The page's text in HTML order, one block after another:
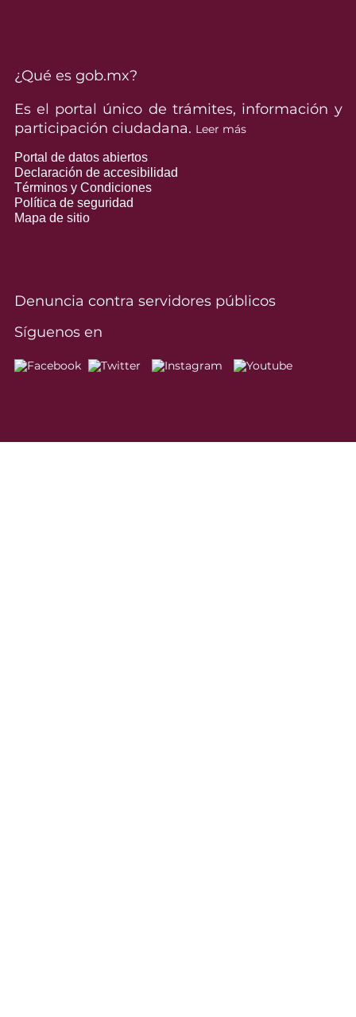
¿Qué es gob.mx?
Es el portal único de trámites, información y
participación ciudadana. Leer más
Portal de datos abiertos
Declaración de accesibilidad
Términos y Condiciones
Política de seguridad
Mapa de sitio
Denuncia contra servidores públicos
Síguenos en